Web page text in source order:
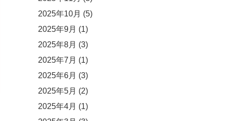
2025年10月 (5)
2025年9月 (1)
2025年8月 (3)
2025年7月 (1)
2025年6月 (3)
2025年5月 (2)
2025年4月 (1)